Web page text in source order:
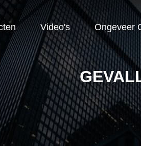
Video's Ongeveer